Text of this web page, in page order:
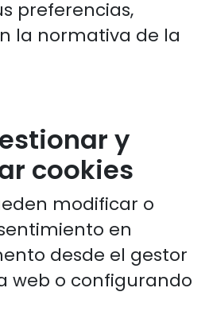
preferencias,
la normativa de la
y
cookies
modificar o
en
desde el gestor
web o configurando